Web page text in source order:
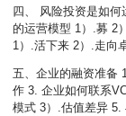
四、 风险投资是如
的运营模型 1）.募 2
1）.活下来 2）.走向
五、企业的融资准备
作 3. 企业如何联系
模式 3）.估值差异 5.